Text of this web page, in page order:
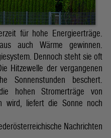
für hohe Energieerträge.
auch Wärme gewinnen.
Dennoch steht sie oft
Hitzewelle der vergangenen
Sonnenstunden beschert.
hohen Stromerträge von
wird, liefert die Sonne noch
Nachrichten